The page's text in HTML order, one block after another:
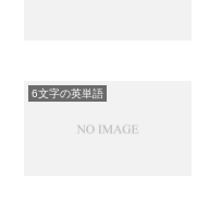
6文字の英単語